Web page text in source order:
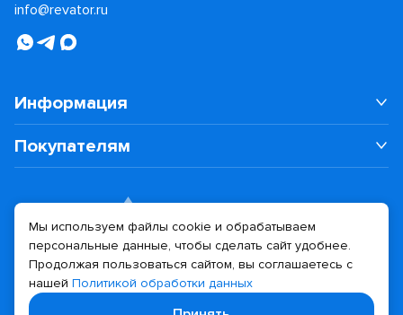
info@revator.ru
Информация
Покупателям
Дизайн сайта Разработка сайта
Мы используем файлы cookie и обрабатываем
персональные данные, чтобы сделать сайт удобнее.
Продолжая пользоваться сайтом, вы соглашаетесь с
нашей Политикой обработки данных